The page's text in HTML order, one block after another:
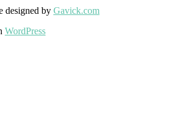
designed by Gavick.com
WordPress